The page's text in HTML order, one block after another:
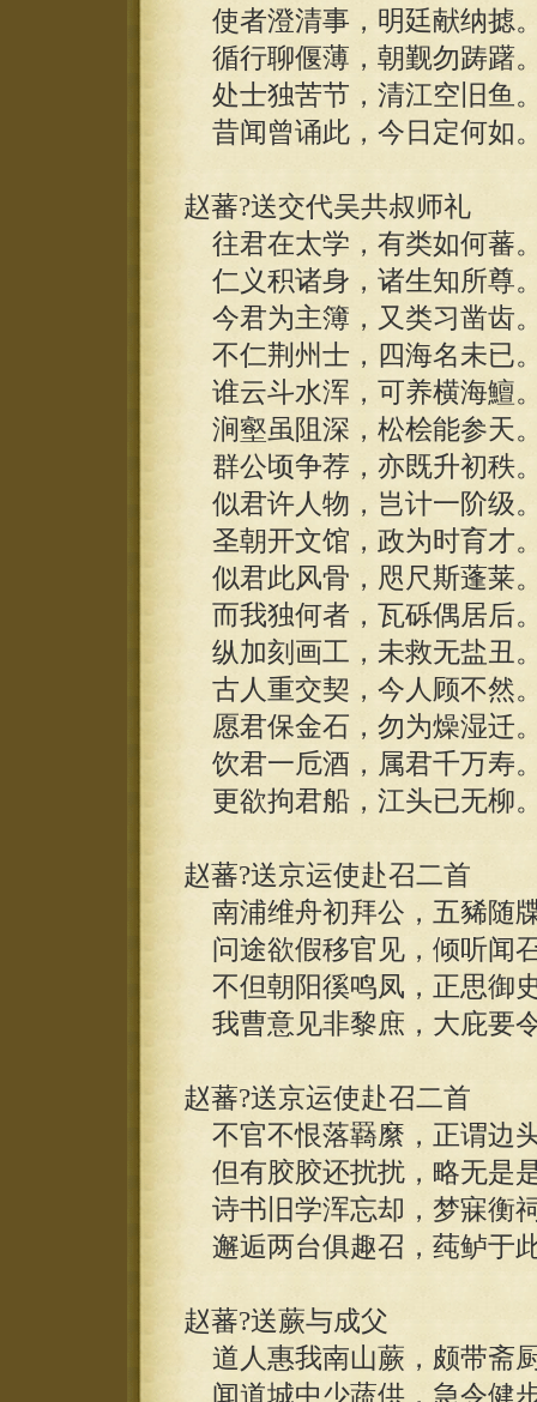
使者澄清事，明廷献纳摅
循行聊偃薄，朝觐勿踌躇
处士独苦节，清江空旧鱼
昔闻曾诵此，今日定何如
赵蕃?送交代吴共叔师礼
往君在太学，有类如何蕃
仁义积诸身，诸生知所尊
今君为主簿，又类习凿齿
不仁荆州士，四海名未已
谁云斗水浑，可养横海鱣
涧壑虽阻深，松桧能参天
群公顷争荐，亦既升初秩
似君许人物，岂计一阶级
圣朝开文馆，政为时育才
似君此风骨，咫尺斯蓬莱
而我独何者，瓦砾偶居后
纵加刻画工，未救无盐丑
古人重交契，今人顾不然
愿君保金石，勿为燥湿迁
饮君一卮酒，属君千万寿
更欲拘君船，江头已无柳
赵蕃?送京运使赴召二首
南浦维舟初拜公，五豨随
问途欲假移官见，倾听闻
不但朝阳徯鸣凤，正思御
我曹意见非黎庶，大庇要
赵蕃?送京运使赴召二首
不官不恨落羇縻，正谓边
但有胶胶还扰扰，略无是
诗书旧学浑忘却，梦寐衡
邂逅两台俱趣召，莼鲈于
赵蕃?送蕨与成父
道人惠我南山蕨，颇带斋
闻道城中少蔬供，急令健